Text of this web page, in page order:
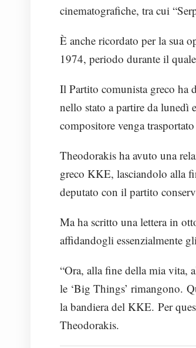
cinematografiche, tra cui
È anche ricordato per la sua
1974, periodo durante il
Il Partito comunista greco ha
nello stato a partire da lunedì
compositore venga
Theodorakis ha avuto una
greco KKE, lasciandolo alla
deputato con il partito
Ma ha scritto una lettera in
affidandogli essenzialmente
“Ora, alla fine della mia vita,
le ‘Big Things’ rimangono.
la bandiera del KKE. Per
Theodorakis.